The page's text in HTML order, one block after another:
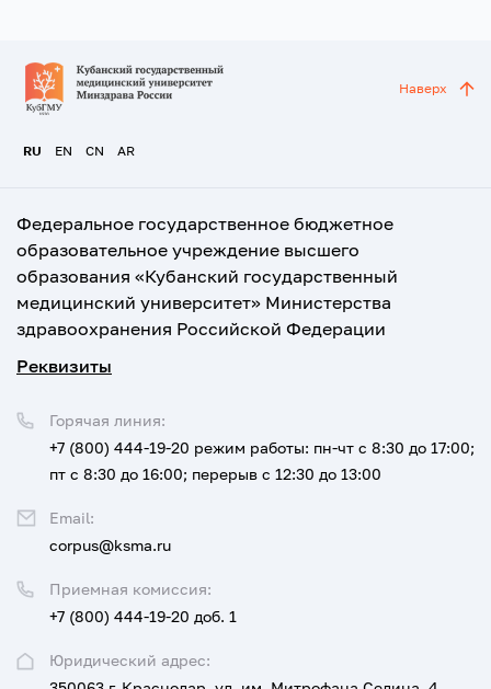
RU EN CN AR
Наверх
Федеральное государственное бюджетное
образовательное учреждение высшего
образования «Кубанский государственный
медицинский университет» Министерства
здравоохранения Российской Федерации
Реквизиты
Юридический адрес:
Приемная комиссия:
+7 (800) 444-19-20 доб. 1
Горячая линия:
+7 (800) 444-19-20 режим работы: пн-чт с 8:30 до 17:00;
пт с 8:30 до 16:00; перерыв с 12:30 до 13:00
Email:
corpus@ksma.ru